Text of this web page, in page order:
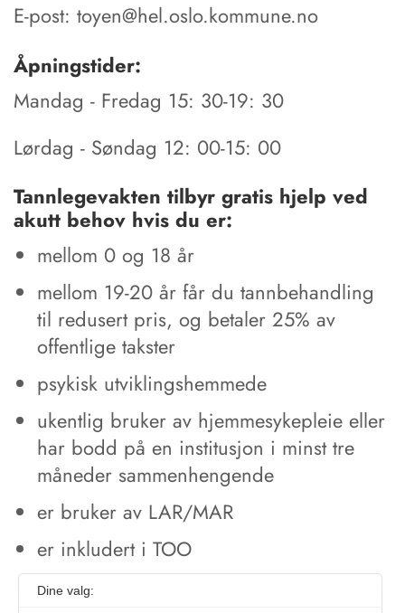
E-post: toyen@hel.oslo.kommune.no
Åpningstider:
Mandag - Fredag 15: 30-19: 30
Lørdag - Søndag 12: 00-15: 00
Tannlegevakten tilbyr gratis hjelp ved
akutt behov hvis du er:
mellom 0 og 18 år
mellom 19-20 år får du tannbehandling
til redusert pris, og betaler 25% av
offentlige takster
psykisk utviklingshemmede
ukentlig bruker av hjemmesykepleie eller
har bodd på en institusjon i minst tre
måneder sammenhengende
er bruker av LAR/MAR
er inkludert i TOO
Dine valg: